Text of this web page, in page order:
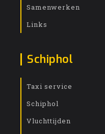
Samenwerken
Links
Schiphol
Taxi service
Schiphol
Vluchttijden